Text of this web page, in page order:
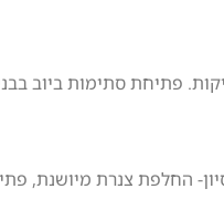
פתיחת סתימות ביוב
החלפת צנרת מיושנת,